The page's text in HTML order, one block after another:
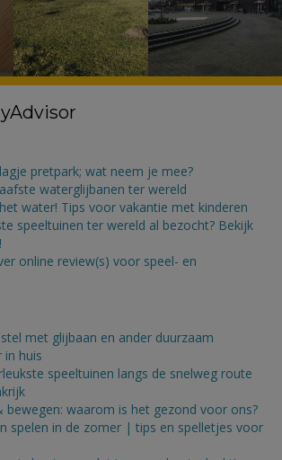
pretpark; wat neem je mee?
waterglijbanen ter wereld
water! Tips voor vakantie met kinderen
speeltuinen ter wereld al bezocht? Bekijk
online review(s) voor speel- en
met glijbaan en ander duurzaam
in huis
speeltuinen langs de snelweg route
bewegen: waarom is het gezond voor ons?
spelen in de zomer | tips en spelletjes voor